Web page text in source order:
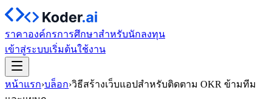
ราคาองค์กรการศึกษาสำหรับนักลงทุน
เข้าสู่ระบบเริ่มต้นใช้งาน
หน้าแรก›บล็อก›วิธีสร้างเว็บแอปสำหรับติดตาม OKR ข้ามทีม